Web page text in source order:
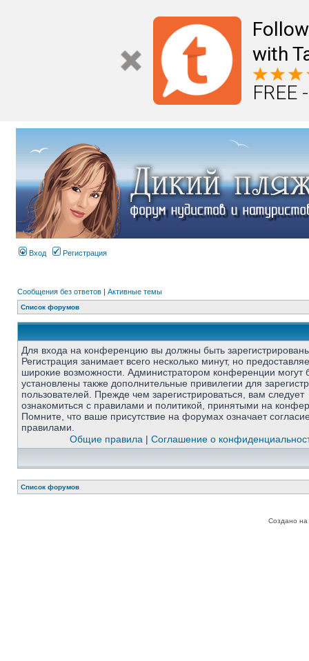
with
FREE
Вход Регистрация
Сообщения без ответов | Активные темы
Список форумов
Для входа на конференцию вы должны быть
Регистрация занимает всего несколько минут, но
широкие возможности. Администратором конференции могут
установлены также дополнительные привилегии для
пользователей. Прежде чем зарегистрироваться, вам следует
ознакомиться с правилами и политикой, принятыми на
Помните, что ваше присутствие на форумах означает
правилами.
Общие правила | Соглашение о
Список форумов
Создано